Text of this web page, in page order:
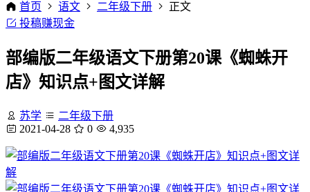
首页 语文 二年级下册
正文
投稿赚现金
部编版二年级语文下册第20课《蜘蛛开
店》知识点+图文详解
苏学
二年级下册
2021-04-28
0 4,935